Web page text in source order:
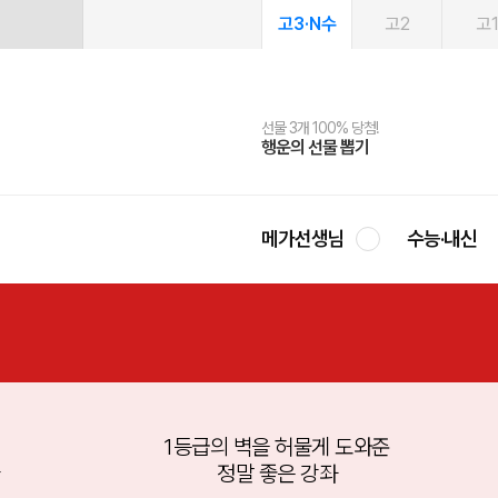
고3·N수 고2 고1
선물 3개 100% 당첨!
행운의 선물 뽑기
선물 100% 증정!
메가스터디 X 올리브
여름방학 스터디 캐시백
메가런 썸머스쿨
2027 러셀 단과
강사 공개선발
스마트러닝앱
설문 EVENT
메가패스
3일 무료 체험권
메가패스 수강생 무료혜택!
메가클럽 멤버십
사회공헌 캠페인
희망이룸 메가나눔
메가선생님 수능·내신
1등급의 벽을 허물게 도와준
정말 좋은 강좌